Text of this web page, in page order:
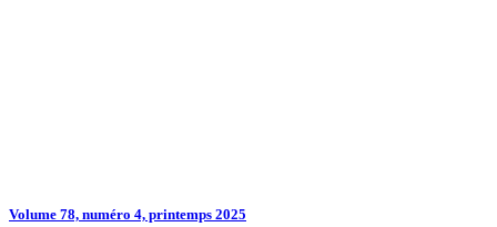
Volume 78, numéro 4, printemps 2025